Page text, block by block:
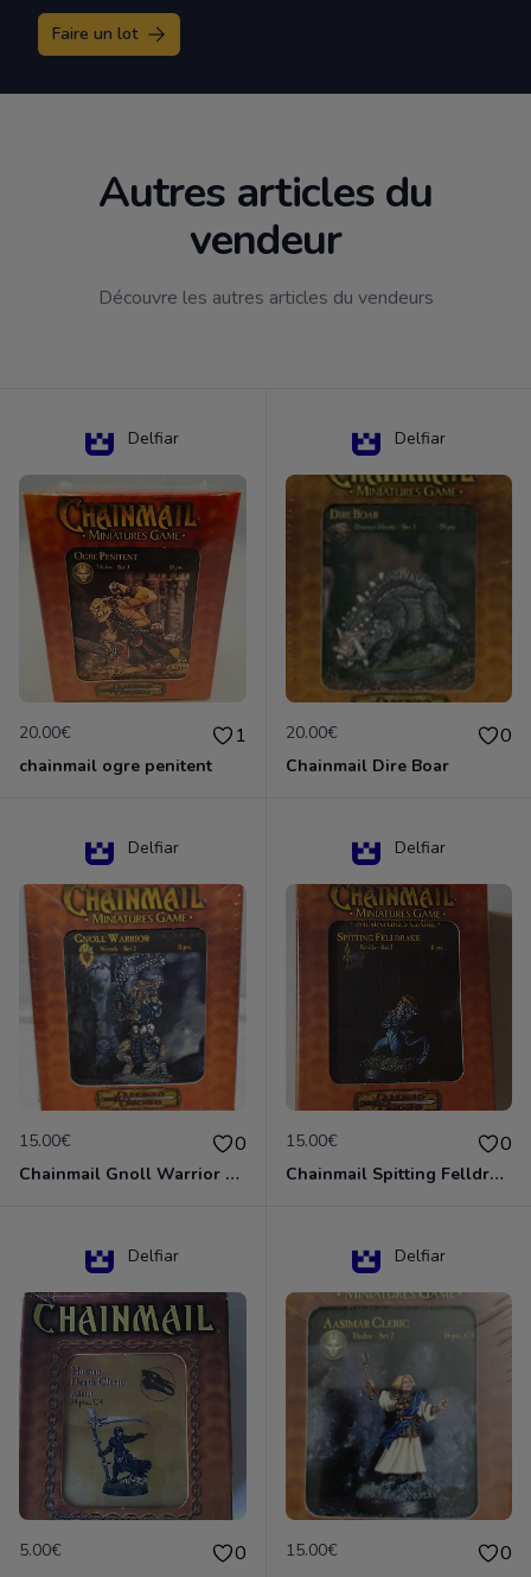
Faire un lot
Autres articles du
vendeur
Découvre les autres articles du vendeurs
Delfiar
20.00€ 1
chainmail ogre penitent
Delfiar
20.00€ 0
Chainmail Dire Boar
Delfiar
15.00€ 0
Chainmail Gnoll Warrior Dungeons & Dragons
Delfiar
15.00€ 0
Chainmail Spitting Felldrake
Delfiar
5.00€ 0
Delfiar
15.00€ 0